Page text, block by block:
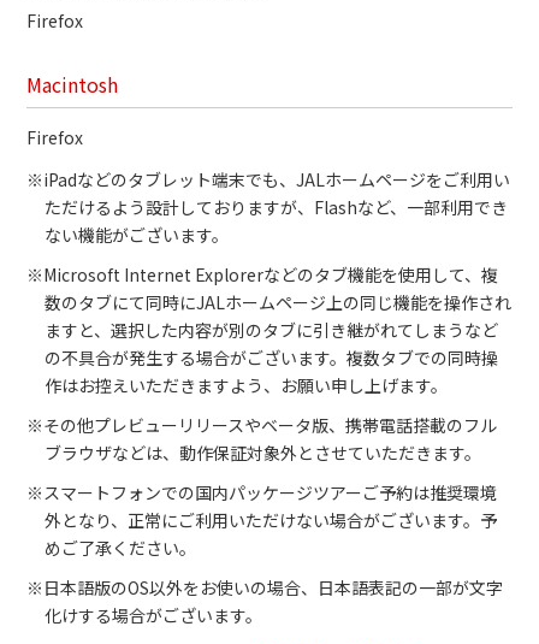
Firefox
Macintosh
Firefox
※iPadなどのタブレット端末でも、JALホームページをご利用い
ただけるよう設計しておりますが、Flashなど、一部利用でき
ない機能がございます。
※Microsoft Internet Explorerなどのタブ機能を使用して、複
数のタブにて同時にJALホームページ上の同じ機能を操作され
ますと、選択した内容が別のタブに引き継がれてしまうなど
の不具合が発生する場合がございます。複数タブでの同時操
作はお控えいただきますよう、お願い申し上げます。
※その他プレビューリリースやベータ版、携帯電話搭載のフル
ブラウザなどは、動作保証対象外とさせていただきます。
※スマートフォンでの国内パッケージツアーご予約は推奨環境
外となり、正常にご利用いただけない場合がございます。予
めご了承ください。
※日本語版のOS以外をお使いの場合、日本語表記の一部が文字
化けする場合がございます。